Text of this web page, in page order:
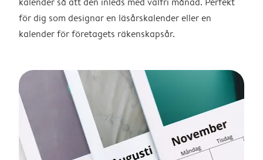
för dig som designar en läsårskalender eller en
kalender för företagets räkenskapsår.